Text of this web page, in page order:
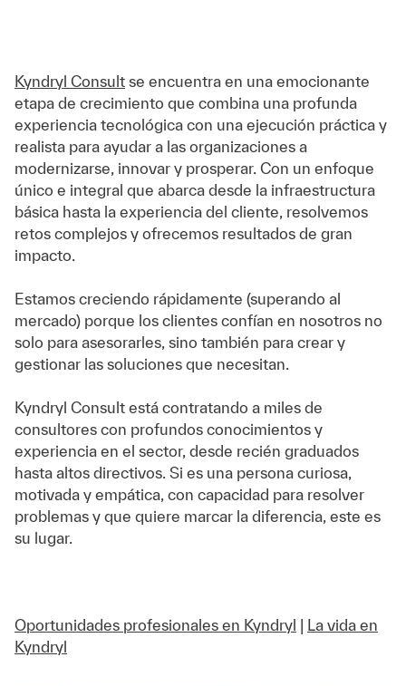
Kyndryl Consult se encuentra en una emocionante
etapa de crecimiento que combina una profunda
experiencia tecnológica con una ejecución práctica y
realista para ayudar a las organizaciones a
modernizarse, innovar y prosperar. Con un enfoque
único e integral que abarca desde la infraestructura
básica hasta la experiencia del cliente, resolvemos
retos complejos y ofrecemos resultados de gran
impacto.
Estamos creciendo rápidamente (superando al
mercado) porque los clientes confían en nosotros no
solo para asesorarles, sino también para crear y
gestionar las soluciones que necesitan.
Kyndryl Consult está contratando a miles de
consultores con profundos conocimientos y
experiencia en el sector, desde recién graduados
hasta altos directivos. Si es una persona curiosa,
motivada y empática, con capacidad para resolver
problemas y que quiere marcar la diferencia, este es
su lugar.
Oportunidades profesionales en Kyndryl | La vida en
Kyndryl